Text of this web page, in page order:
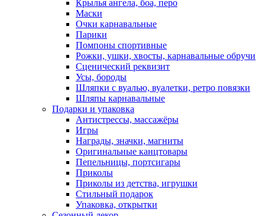
Крылья ангела, боа, перо
Маски
Очки карнавальные
Парики
Помпоны спортивные
Рожки, ушки, хвосты, карнавальные обручи
Сценический реквизит
Усы, бороды
Шляпки с вуалью, вуалетки, ретро повязки
Шляпы карнавальные
Подарки и упаковка
Антистрессы, массажёры
Игры
Награды, значки, магниты
Оригинальные канцтовары
Пепельницы, портсигары
Приколы
Приколы из детства, игрушки
Стильный подарок
Упаковка, открытки